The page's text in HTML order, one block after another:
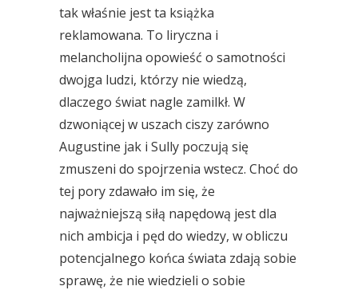
tak właśnie jest ta książka
reklamowana. To liryczna i
melancholijna opowieść o samotności
dwojga ludzi, którzy nie wiedzą,
dlaczego świat nagle zamilkł. W
dzwoniącej w uszach ciszy zarówno
Augustine jak i Sully poczują się
zmuszeni do spojrzenia wstecz. Choć do
tej pory zdawało im się, że
najważniejszą siłą napędową jest dla
nich ambicja i pęd do wiedzy, w obliczu
potencjalnego końca świata zdają sobie
sprawę, że nie wiedzieli o sobie